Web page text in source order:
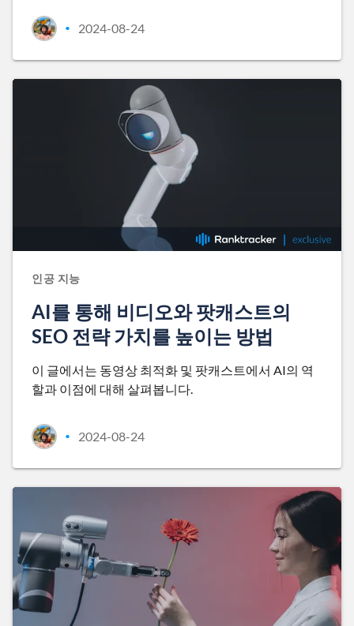
• 2024-08-24
인공 지능
AI를 통해 비디오와 팟캐스트의
SEO 전략 가치를 높이는 방법
이 글에서는 동영상 최적화 및 팟캐스트에서 AI의 역
할과 이점에 대해 살펴봅니다.
• 2024-08-24